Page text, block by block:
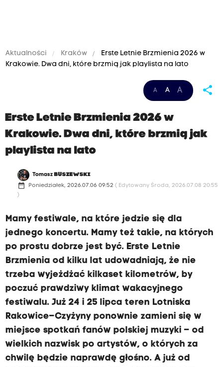
Aktualności Kraków
Erste Letnie Brzmienia 2026 w
Krakowie. Dwa dni, które brzmią jak playlista na lato
A A A share
Erste Letnie Brzmienia 2026 w
Krakowie. Dwa dni, które brzmią jak
playlista na lato
Tomasz BUSZEWSKI
date_range Poniedziałek, 2026.07.06 09:52 ( Edytowany Środa, 2026.07.08 20:55
)
Mamy festiwale, na które jedzie się dla
jednego koncertu. Mamy też takie, na których
po prostu dobrze jest być. Erste Letnie
Brzmienia od kilku lat udowadniają, że nie
trzeba wyjeżdżać kilkaset kilometrów, by
poczuć prawdziwy klimat wakacyjnego
festiwalu. Już 24 i 25 lipca teren Lotniska
Rakowice–Czyżyny ponownie zamieni się w
miejsce spotkań fanów polskiej muzyki – od
wielkich nazwisk po artystów, o których za
chwilę będzie naprawdę głośno. A już od